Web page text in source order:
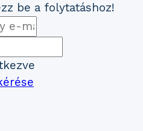
be a folytatáshoz!